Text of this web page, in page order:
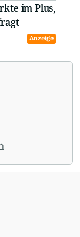
im Plus,
Anzeige